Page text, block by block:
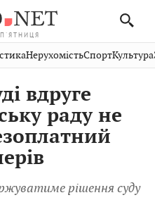
Публікації
Авто СловкоКультура
Кіно Дім СпортКраєзнавство
ФотоОсвітаНерухомість
Домашні
тварини
НерухомістьСпортКультура
вдруге
раду не
рішення суду